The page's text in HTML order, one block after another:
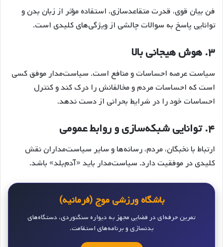
فن بیان قوی، قدرت متقاعدسازی، استفاده مؤثر از زبان بدن و
توانایی پاسخ به سوالات چالشی از ویژگی‌های کلیدی است.
۳. هوش هیجانی بالا
سیاست عرصه احساسات و منافع است. سیاست‌مدار موفق کسی
است که احساسات مردم و مخالفانش را درک کند و کنترل
احساسات خود را در شرایط بحرانی از دست ندهد.
۴. توانایی شبکه‌سازی و روابط عمومی
ارتباط با نخبگان، مردم، رسانه‌ها و سایر سیاست‌مداران نقش
کلیدی در موفقیت دارد. سیاست‌مدار باید «آدم‌بلد» باشد.
باشگاه ورزشی موج (فرمانیه)
تمرین حرفه‌ای در فضایی مجهز به دیواره سنگنوردی، دستگاه‌های
بدنسازی و برنامه‌های استقامت.